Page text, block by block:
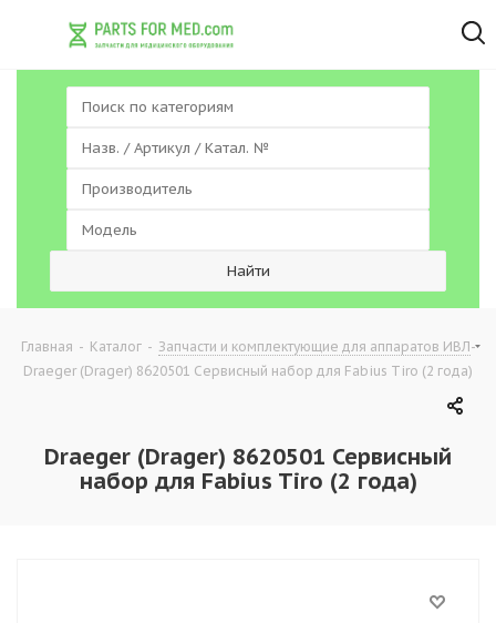
Главная - Каталог - Запчасти и комплектующие для аппаратов ИВЛ-
Draeger (Drager) 8620501 Сервисный набор для Fabius Tiro (2 года)
Draeger (Drager) 8620501 Сервисный
набор для Fabius Tiro (2 года)